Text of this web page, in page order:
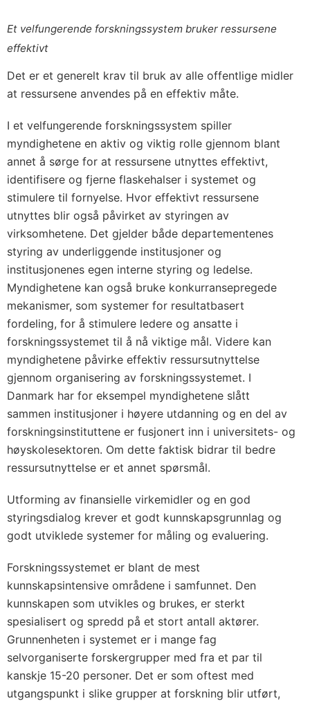
Et velfungerende forskningssystem bruker ressursene
effektivt
Det er et generelt krav til bruk av alle offentlige midler
at ressursene anvendes på en effektiv måte.
I et velfungerende forskningssystem spiller
myndighetene en aktiv og viktig rolle gjennom blant
annet å sørge for at ressursene utnyttes effektivt,
identifisere og fjerne flaskehalser i systemet og
stimulere til fornyelse. Hvor effektivt ressursene
utnyttes blir også påvirket av styringen av
virksomhetene. Det gjelder både departementenes
styring av underliggende institusjoner og
institusjonenes egen interne styring og ledelse.
Myndighetene kan også bruke konkurransepregede
mekanismer, som systemer for resultatbasert
fordeling, for å stimulere ledere og ansatte i
forskningssystemet til å nå viktige mål. Videre kan
myndighetene påvirke effektiv ressursutnyttelse
gjennom organisering av forskningssystemet. I
Danmark har for eksempel myndighetene slått
sammen institusjoner i høyere utdanning og en del av
forskningsinstituttene er fusjonert inn i universitets- og
høyskolesektoren. Om dette faktisk bidrar til bedre
ressursutnyttelse er et annet spørsmål.
Utforming av finansielle virkemidler og en god
styringsdialog krever et godt kunnskapsgrunnlag og
godt utviklede systemer for måling og evaluering.
Forskningssystemet er blant de mest
kunnskapsintensive områdene i samfunnet. Den
kunnskapen som utvikles og brukes, er sterkt
spesialisert og spredd på et stort antall aktører.
Grunnenheten i systemet er i mange fag
selvorganiserte forskergrupper med fra et par til
kanskje 15-20 personer. Det er som oftest med
utgangspunkt i slike grupper at forskning blir utført,